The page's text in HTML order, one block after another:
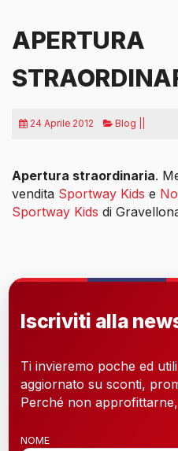
APERTURA
24 Aprile 2012 Blog ||
Apertura straordinaria.
vendita Sportway Kids e
Sportway Kids di
Iscriviti alla
Ti invieremo poche ed
aggiornato su sconti,
Perché non
NOME